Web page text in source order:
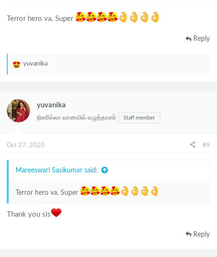
Terror hero va. Super
Reply
R
c
t
i
n
yuvanika
yuvanika
நிகரில்லா வானவில் எழுத்தாளர் Staff member
Oct 27, 2020 #9
Mareeswari Sasikumar said:
Terror hero va. Super
Thank you sis
Reply